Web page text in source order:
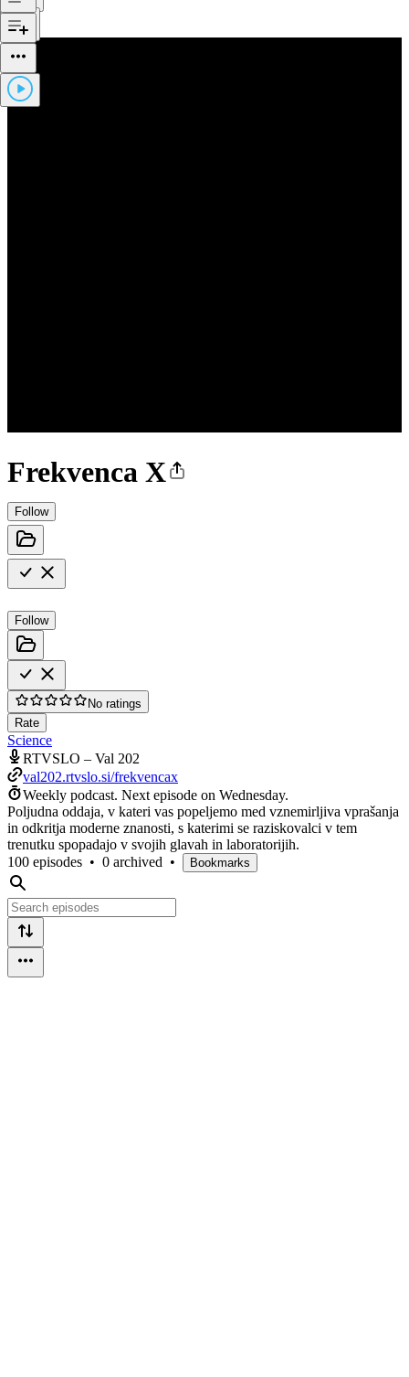
Frekvenca X
Follow
Follow
No ratings
Rate
Science
RTVSLO – Val 202
val202.rtvslo.si/frekvencax
Weekly podcast. Next episode on Wednesday.
Poljudna oddaja, v kateri vas popeljemo med vznemirljiva vprašanja
in odkritja moderne znanosti, s katerimi se raziskovalci v tem
trenutku spopadajo v svojih glavah in laboratorijih.
100 episodes • 0 archived • Bookmarks